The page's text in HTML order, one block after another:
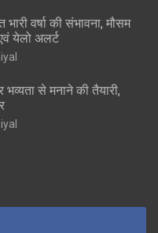
वर्षा की संभावना, मौसम
येलो अलर्ट
से मनाने की तैयारी,